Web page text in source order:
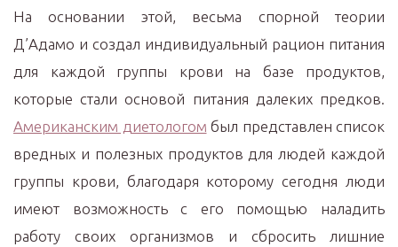
На основании этой, весьма спорной теории
Д’Адамо и создал индивидуальный рацион питания
для каждой группы крови на базе продуктов,
которые стали основой питания далеких предков.
Американским диетологом был представлен список
вредных и полезных продуктов для людей каждой
группы крови, благодаря которому сегодня люди
имеют возможность с его помощью наладить
работу своих организмов и сбросить лишние